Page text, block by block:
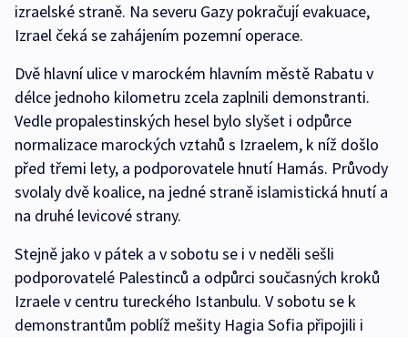
izraelské straně. Na severu Gazy pokračují evakuace,
Izrael čeká se zahájením pozemní operace.
Dvě hlavní ulice v marockém hlavním městě Rabatu v
délce jednoho kilometru zcela zaplnili demonstranti.
Vedle propalestinských hesel bylo slyšet i odpůrce
normalizace marockých vztahů s Izraelem, k níž došlo
před třemi lety, a podporovatele hnutí Hamás. Průvody
svolaly dvě koalice, na jedné straně islamistická hnutí a
na druhé levicové strany.
Stejně jako v pátek a v sobotu se i v neděli sešli
podporovatelé Palestinců a odpůrci současných kroků
Izraele v centru tureckého Istanbulu. V sobotu se k
demonstrantům poblíž mešity Hagia Sofia připojili i